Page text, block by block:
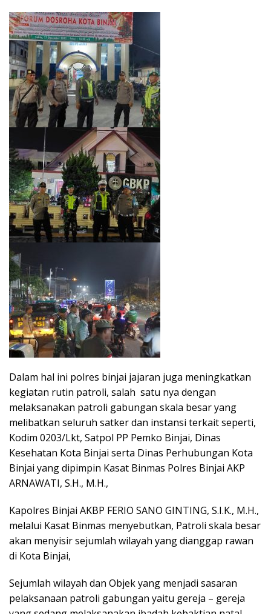
Dalam hal ini polres binjai jajaran juga meningkatkan
kegiatan rutin patroli, salah satu nya dengan
melaksanakan patroli gabungan skala besar yang
melibatkan seluruh satker dan instansi terkait seperti,
Kodim 0203/Lkt, Satpol PP Pemko Binjai, Dinas
Kesehatan Kota Binjai serta Dinas Perhubungan Kota
Binjai yang dipimpin Kasat Binmas Polres Binjai AKP
ARNAWATI, S.H., M.H.,
Kapolres Binjai AKBP FERIO SANO GINTING, S.I.K., M.H.,
melalui Kasat Binmas menyebutkan, Patroli skala besar
akan menyisir sejumlah wilayah yang dianggap rawan
di Kota Binjai,
Sejumlah wilayah dan Objek yang menjadi sasaran
pelaksanaan patroli gabungan yaitu gereja – gereja